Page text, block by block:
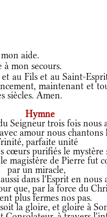
aide.
mon secours.
au Fils et au Saint-
maintenant et
siècles. Amen.
Hymne
Seigneur trois fois nous
amour nous chantons
parfaite unité
cœurs purifiés le mystère
magistère de Pierre fut
par un miracle,
dans l'Esprit en nous
que, par la force du
plus fermes nos pas.
la gloire, et gloire à